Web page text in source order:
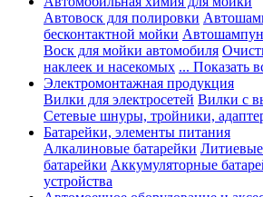
Автовоск для полировки
бесконтактной мойки
Воск для мойки автомобиля
наклеек и насекомых ... Показать
Электромонтажная продукция
Вилки для электросетей Вилки с
Сетевые шнуры, тройники,
Батарейки, элементы питания
Алкалиновые батарейки Литиевые
батарейки Аккумуляторные
устройства